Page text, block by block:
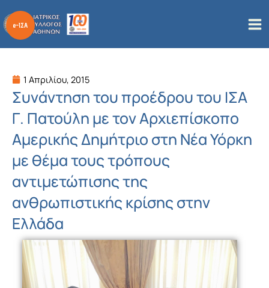
στο
περιεχόμενο
1 Απριλίου, 2015
Συνάντηση του προέδρου του ΙΣΑ
Γ. Πατούλη με τον Αρχιεπίσκοπο
Αμερικής Δημήτριο στη Νέα Υόρκη
με θέμα τους τρόπους
αντιμετώπισης της
ανθρωπιστικής κρίσης στην
Ελλάδα